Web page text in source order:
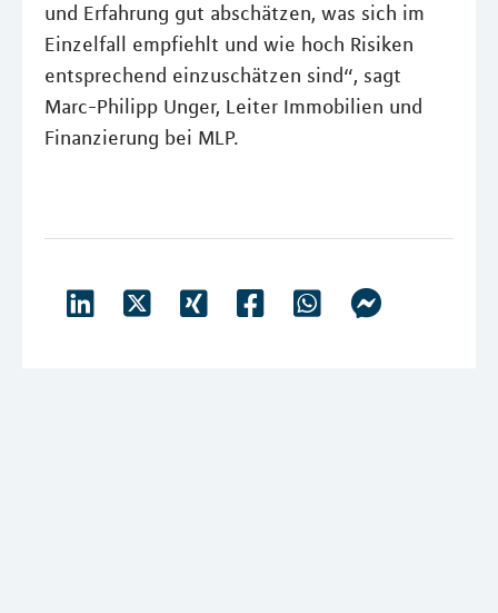
und Erfahrung gut abschätzen, was sich im
Einzelfall empfiehlt und wie hoch Risiken
entsprechend einzuschätzen sind“, sagt
Marc-Philipp Unger, Leiter Immobilien und
Finanzierung bei MLP.